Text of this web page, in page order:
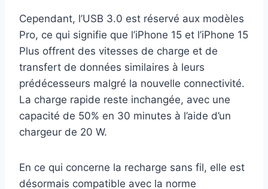
Cependant, l’USB 3.0 est réservé aux modèles
Pro, ce qui signifie que l’iPhone 15 et l’iPhone 15
Plus offrent des vitesses de charge et de
transfert de données similaires à leurs
prédécesseurs malgré la nouvelle connectivité.
La charge rapide reste inchangée, avec une
capacité de 50% en 30 minutes à l’aide d’un
chargeur de 20 W.
En ce qui concerne la recharge sans fil, elle est
désormais compatible avec la norme